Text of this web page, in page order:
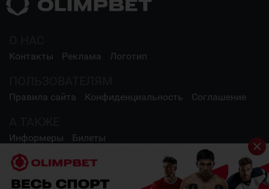
Контакты Реклама Логотип
Правила сайта Конфиденциальность Соглашение
Информеры Билеты
СОЦИАЛЬНЫЕ СЕТИ